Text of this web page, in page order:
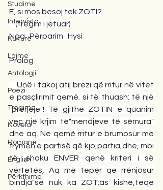
Studime
Intervista
Kulturë
Lajme
Antologji
Poezi
Tregime
Novela
Romane
English
Përkthime
E, si mos besoj tek ZOTI?
    (tregim i jetuar)
Nga   Përparim   Hysi
Prolog
    Unë i takoj atij brezi që rritur në vitet
e pasçlirimit qemë. si të thuash: të një
"prerjeje"! Të gjithë ZOTIN e quanim
veç një krjim të"mendjeve të sëmura"
dhe aq. Ne qemë rritur e brumosur me
frymën e partisë që kjo,partia,dhe, mbi
të ,shoku ENVER qenë kriteri i së
vërtetës, Aq më tepër qe rrënjosur
bindja"se nuk ka ZOT;as kishë,teqe